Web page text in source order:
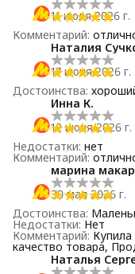
11 июля 2026 г.
Комментарий:
Наталия
17 июня 2026 г.
Достоинства:
Инна К.
12 июня 2026 г.
Недостатки: нет
Комментарий:
марина
30 мая 2026 г.
Достоинства:
Недостатки: Нет
Комментарий:
качество товара,
Наталья